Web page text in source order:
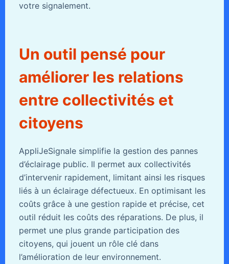
votre signalement.
Un outil pensé pour
améliorer les relations
entre collectivités et
citoyens
AppliJeSignale simplifie la gestion des pannes
d’éclairage public. Il permet aux collectivités
d’intervenir rapidement, limitant ainsi les risques
liés à un éclairage défectueux. En optimisant les
coûts grâce à une gestion rapide et précise, cet
outil réduit les coûts des réparations. De plus, il
permet une plus grande participation des
citoyens, qui jouent un rôle clé dans
l’amélioration de leur environnement.